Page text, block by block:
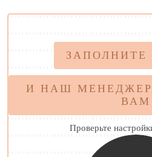
ЗАПОЛНИТЕ
И НАШ МЕНЕДЖЕР
ВАМ
Проверьте